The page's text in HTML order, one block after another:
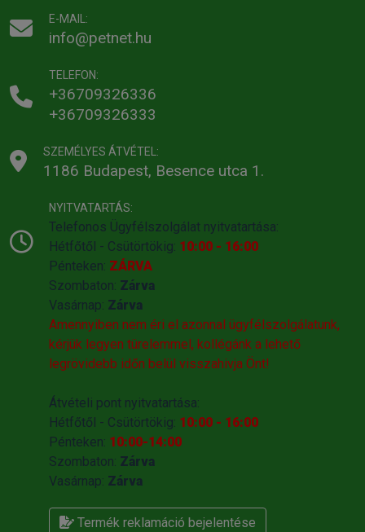
E-MAIL:
info@petnet.hu
TELEFON:
+36709326336
+36709326333
SZEMÉLYES ÁTVÉTEL:
1186 Budapest, Besence utca 1.
NYITVATARTÁS:
Telefonos Ügyfélszolgálat nyitvatartása:
Hétfőtől - Csütörtökig: 10:00 - 16:00
Pénteken: ZÁRVA
Szombaton: Zárva
Vasárnap: Zárva
Amennyiben nem éri el azonnal ügyfélszolgálatunk,
kérjük legyen türelemmel, kollégánk a lehető
legrövidebb időn belül visszahivja Önt!
Átvételi pont nyitvatartása:
Hétfőtől - Csütörtökig: 10:00 - 16:00
Pénteken: 10:00-14:00
Szombaton: Zárva
Vasárnap: Zárva
Termék reklamáció bejelentése